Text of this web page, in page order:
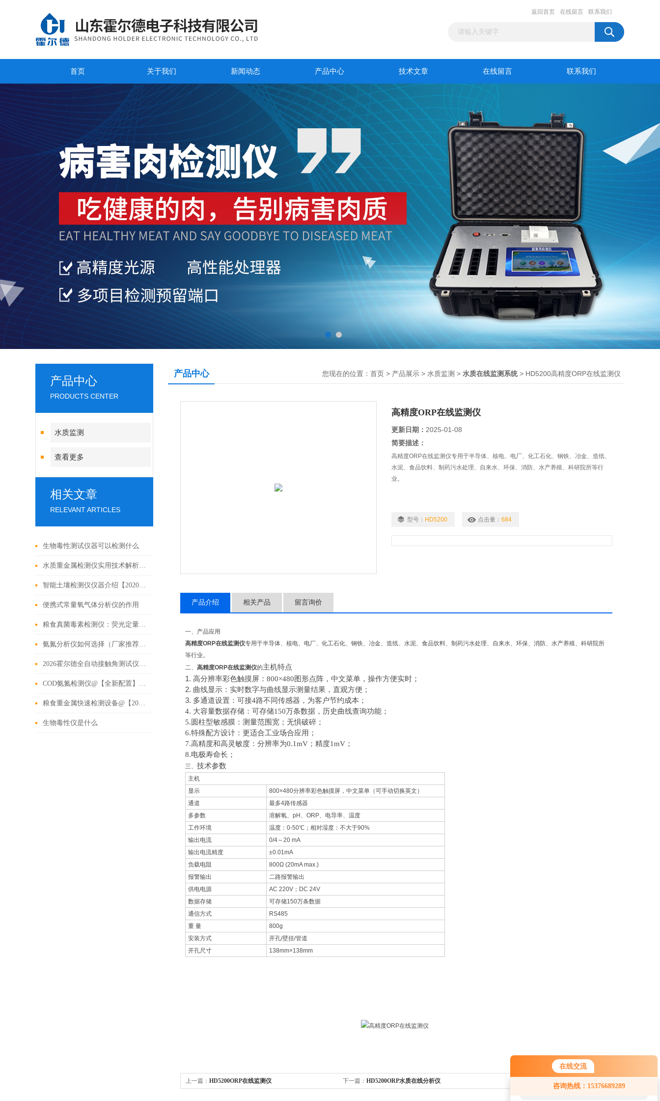
在线交流
咨询热线：15376689289
您好！欢迎前来咨询，很高兴为您
服务，请问您要咨询什么问题呢？
返回首页 在线留言 联系我们
首页 关于我们 新闻动态 产品中心 技术文章 在线留言 联系我们
产品中心
PRODUCTS CENTER
水质监测
查看更多
相关文章
RELEVANT ARTICLES
生物毒性测试仪器可以检测什么
水质重金属检测仪实用技术解析：便携与精准的融合
智能土壤检测仪仪器介绍【2020智能操作新版】
便携式常量氧气体分析仪的作用
粮食真菌毒素检测仪：荧光定量免疫层析法
氨氮分析仪如何选择（厂家推荐氨氮分析仪）
2026霍尔德全自动接触角测试仪软件硬件全功能详细解析
COD氨氮检测仪@【全新配置】2022_COD氨氮检测仪
粮食重金属快速检测设备@【2022新款】_粮食重金属快速测试仪
生物毒性仪是什么
产品中心 您现在的位置： 首页 > 产品展示 > 水质监测 > 水质在线监测系统> HD5200高精度ORP在线监测仪
高精度ORP在线监测仪
更新日期： 2025-01-08
简要描述：
高精度ORP在线监测仪专用于半导体、核电、电厂、化工石化、钢铁、冶金、造纸、
水泥、食品饮料、制药污水处理、自来水、环保、消防、水产养殖、科研院所等行
业。
型号： HD5200 点击量： 684
产品介绍 相关产品 留言询价
一、产品应用
高精度ORP在线监测仪专用于半导体、核电、电厂、化工石化、钢铁、冶金、造纸、水泥、食品饮料、制药污水处理、自来水、环保、消防、水产养殖、科研院所
等行业。
二、 高精度ORP在线监测仪的主机特点
1. 高分辨率彩色触摸屏：800×480图形点阵，中文菜单，操作方便实时；
2. 曲线显示：实时数字与曲线显示测量结果，直观方便；
3. 多通道设置：可接4路不同传感器，为客户节约成本；
4. 大容量数据存储：可存储150万条数据，历史曲线查询功能；
5.圆柱型敏感膜：测量范围宽；无惧破碎；
6.特殊配方设计：更适合工业场合应用；
7.高精度和高灵敏度：分辨率为0.1mV；精度1mV；
8.电极寿命长；
三、 技术参数
主机
显示
800×480分辨率彩色触摸屏，中文菜单（可手动切换英文）
通道
最多4路传感器
多参数
溶解氧、pH、ORP、电导率、温度
工作环境
温度：0-50℃；相对湿度：不大于90%
输出电流
0/4～20 mA
输出电流精度
±0.01mA
负载电阻
800Ω (20mA max.)
报警输出
二路报警输出
供电电源
AC 220V；DC 24V
数据存储
可存储150万条数据
通信方式
RS485
重 量
800g
安装方式
开孔/壁挂/管道
开孔尺寸
138mm×138mm
上一篇： HD5200ORP在线监测仪 下一篇： HD5200ORP水质在线分析仪 返回列表>>